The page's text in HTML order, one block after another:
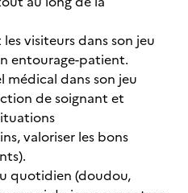
visiteurs dans son jeu
entourage-patient.
médical dans son jeu
de soignant et
valoriser les bons
quotidien (doudou,